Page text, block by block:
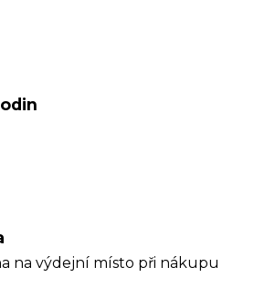
na výdejní místo při nákupu